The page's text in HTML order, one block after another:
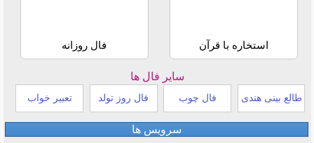
استخاره با قرآن فال روزانه
سایر فال ها
طالع بینی هندی فال چوب فال روز تولد تعبیر خواب
سرویس ها